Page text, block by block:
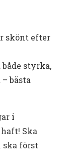
skönt efter
styrka,
bästa
i
Ska
ska först